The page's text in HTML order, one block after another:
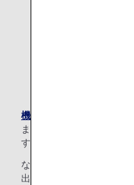
機内持ち込みサイズ
ません。搭乗手続き時に
す。
なお、空港内での移動用
出しも行っております。